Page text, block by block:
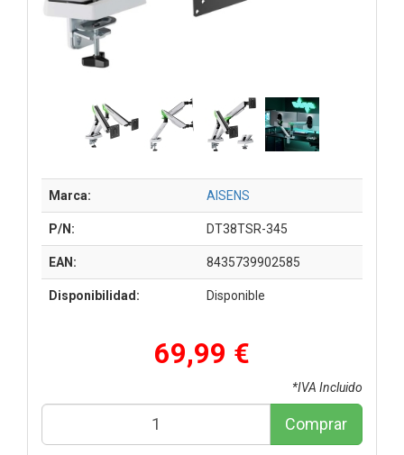
Marca: AISENS
P/N: DT38TSR-345
EAN: 8435739902585
Disponibilidad: Disponible
69,99 €
*IVA Incluido
Comprar